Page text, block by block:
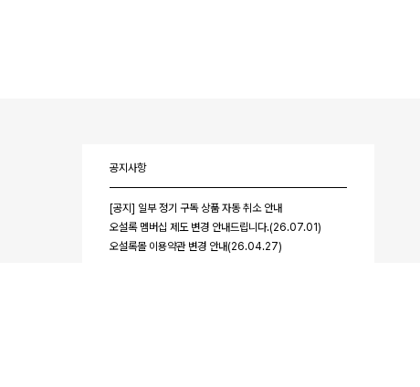
공지사항
[공지] 일부 정기 구독 상품 자동 취소 안내
오설록 멤버십 제도 변경 안내드립니다.(26.07.01)
오설록몰 이용약관 변경 안내(26.04.27)